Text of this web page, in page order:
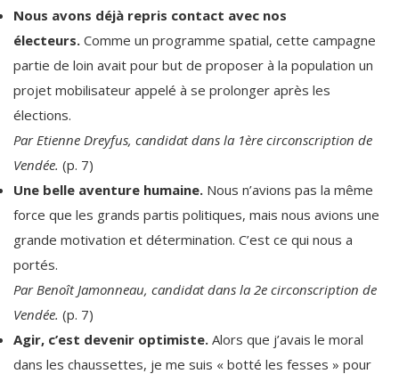
Nous avons déjà repris contact avec nos
électeurs. Comme un programme spatial, cette campagne
partie de loin avait pour but de proposer à la population un
projet mobilisateur appelé à se prolonger après les
élections.
Par Etienne Dreyfus, candidat dans la 1ère circonscription de
Vendée. (p. 7)
Une belle aventure humaine. Nous n’avions pas la même
force que les grands partis politiques, mais nous avions une
grande motivation et détermination. C’est ce qui nous a
portés.
Par Benoît Jamonneau, candidat dans la 2e circonscription de
Vendée. (p. 7)
Agir, c’est devenir optimiste. Alors que j’avais le moral
dans les chaussettes, je me suis « botté les fesses » pour